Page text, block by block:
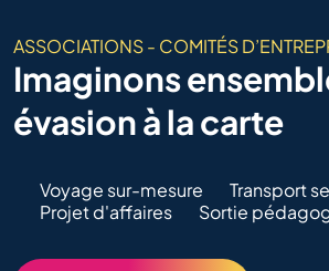
ASSOCIATIONS - COMITÉS
Imaginons
évasion à la carte
Voyage sur-mesure
Transport
Projet d'affaires
Sortie